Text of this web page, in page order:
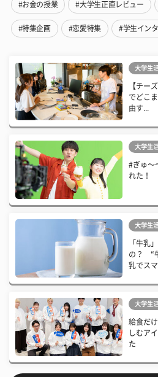
#お金の授業 #大学生正直レビュー
#特集企画 #恋愛特集 #学生イン
大学生
【チー
でどこ
由す...
大学生
#ぎゅ〜
れた！
大学生
「牛乳
の？ “
乳でスマ
大学生
給食だ
しむア
た